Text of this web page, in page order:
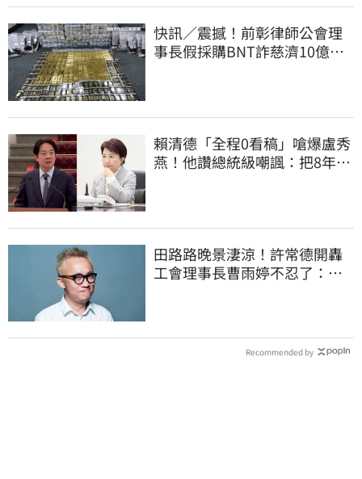
快訊／震撼！前彰律師公會理
事長假採購BNT詐慈濟10億、
賴清德「全程0看稿」嗆爆盧秀
燕！他讚總統級嘲諷：把8年總
田路路晚景淒涼！許常德開轟
工會理事長曹雨婷不忍了：別
Recommended by